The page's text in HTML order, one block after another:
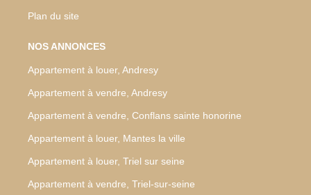
Plan du site
NOS ANNONCES
Appartement à louer, Andresy
Appartement à vendre, Andresy
Appartement à vendre, Conflans sainte honorine
Appartement à louer, Mantes la ville
Appartement à louer, Triel sur seine
Appartement à vendre, Triel-sur-seine